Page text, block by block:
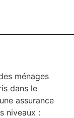
ménages
dans le
assurance
niveaux :